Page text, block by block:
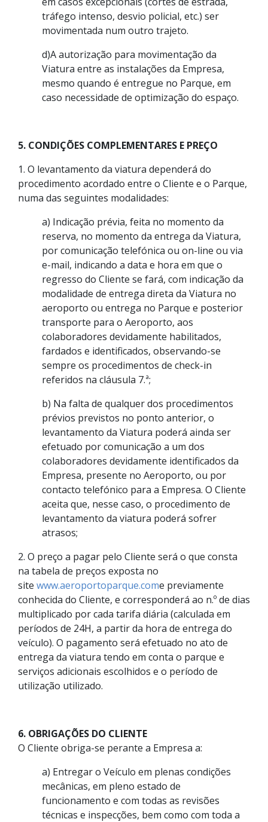
tráfego intenso, desvio policial, etc.) ser
movimentada num outro trajeto.
d)A autorização para movimentação da
Viatura entre as instalações da Empresa,
mesmo quando é entregue no Parque, em
caso necessidade de optimização do espaço.
5. CONDIÇÕES COMPLEMENTARES E PREÇO
1. O levantamento da viatura dependerá do
procedimento acordado entre o Cliente e o Parque,
numa das seguintes modalidades:
a) Indicação prévia, feita no momento da
reserva, no momento da entrega da Viatura,
por comunicação telefónica ou on-line ou via
e-mail, indicando a data e hora em que o
regresso do Cliente se fará, com indicação da
modalidade de entrega direta da Viatura no
aeroporto ou entrega no Parque e posterior
transporte para o Aeroporto, aos
colaboradores devidamente habilitados,
fardados e identificados, observando-se
sempre os procedimentos de check-in
referidos na cláusula 7.ª;
b) Na falta de qualquer dos procedimentos
prévios previstos no ponto anterior, o
levantamento da Viatura poderá ainda ser
efetuado por comunicação a um dos
colaboradores devidamente identificados da
Empresa, presente no Aeroporto, ou por
contacto telefónico para a Empresa. O Cliente
aceita que, nesse caso, o procedimento de
levantamento da viatura poderá sofrer
atrasos;
2. O preço a pagar pelo Cliente será o que consta
na tabela de preços exposta no
site www.aeroportoparque.come previamente
conhecida do Cliente, e corresponderá ao n.º de dias
multiplicado por cada tarifa diária (calculada em
períodos de 24H, a partir da hora de entrega do
veículo). O pagamento será efetuado no ato de
entrega da viatura tendo em conta o parque e
serviços adicionais escolhidos e o período de
utilização utilizado.
6. OBRIGAÇÕES DO CLIENTE
O Cliente obriga-se perante a Empresa a:
a) Entregar o Veículo em plenas condições
mecânicas, em pleno estado de
funcionamento e com todas as revisões
técnicas e inspecções, bem como com toda a